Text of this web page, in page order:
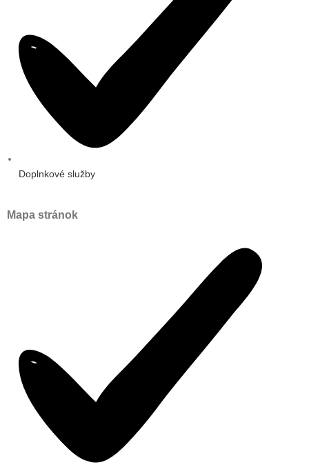
Doplnkové služby
Mapa stránok